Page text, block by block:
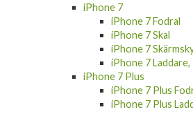
iPhone 7
iPhone 7 Fodral
iPhone 7 Skal
iPhone 7
iPhone 7
iPhone 7 Plus
iPhone 7 Plus
iPhone 7 Plus